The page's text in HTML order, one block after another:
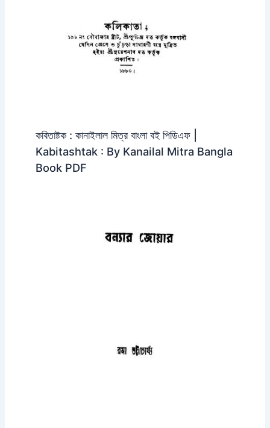
কবিতাষ্টক : কানাইলাল মিত্র বাংলা বই পিডিএফ |
Kabitashtak : By Kanailal Mitra Bangla
Book PDF